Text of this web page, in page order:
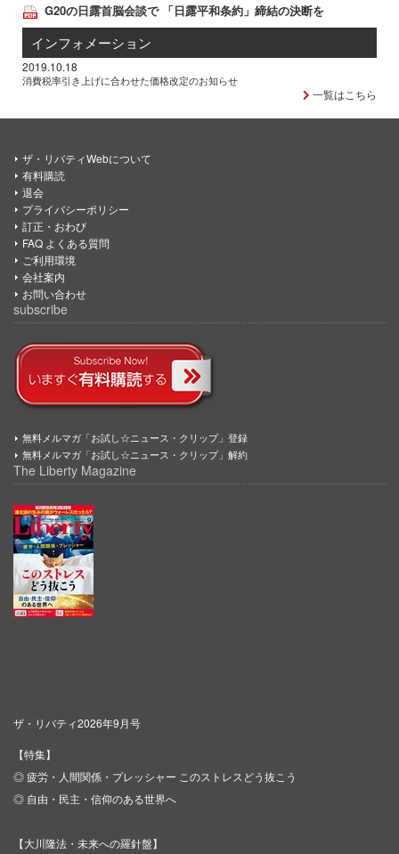
G20の日露首脳会談で 「日露平和条約」締結の決断を
インフォメーション
2019.10.18
消費税率引き上げに合わせた価格改定のお知らせ
一覧はこちら
ザ・リバティWebについて
有料購読
退会
プライバシーポリシー
訂正・おわび
FAQ よくある質問
ご利用環境
会社案内
お問い合わせ
subscribe
無料メルマガ「お試し☆ニュース・クリップ」登録
無料メルマガ「お試し☆ニュース・クリップ」解約
The Liberty Magazine
ザ・リバティ2026年9月号
【特集】
◎ 疲労・人間関係・プレッシャー このストレスどう抜こう
◎ 自由・民主・信仰のある世界へ
【大川隆法・未来への羅針盤】